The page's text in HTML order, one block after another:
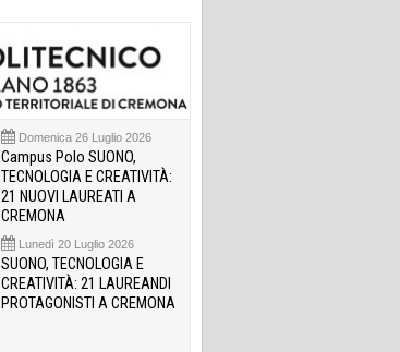
Domenica 26 Luglio 2026
Campus Polo SUONO,
TECNOLOGIA E CREATIVITÀ:
21 NUOVI LAUREATI A
CREMONA
Lunedì 20 Luglio 2026
SUONO, TECNOLOGIA E
CREATIVITÀ: 21 LAUREANDI
PROTAGONISTI A CREMONA